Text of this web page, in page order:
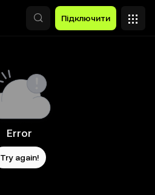
Підключити
Error
Try again!